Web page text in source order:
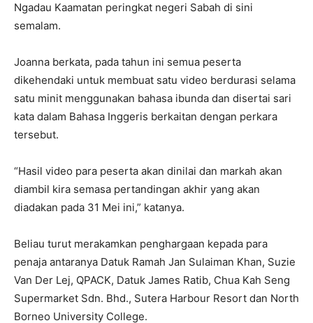
Ngadau Kaamatan peringkat negeri Sabah di sini
semalam.
Joanna berkata, pada tahun ini semua peserta
dikehendaki untuk membuat satu video berdurasi selama
satu minit menggunakan bahasa ibunda dan disertai sari
kata dalam Bahasa Inggeris berkaitan dengan perkara
tersebut.
“Hasil video para peserta akan dinilai dan markah akan
diambil kira semasa pertandingan akhir yang akan
diadakan pada 31 Mei ini,” katanya.
Beliau turut merakamkan penghargaan kepada para
penaja antaranya Datuk Ramah Jan Sulaiman Khan, Suzie
Van Der Lej, QPACK, Datuk James Ratib, Chua Kah Seng
Supermarket Sdn. Bhd., Sutera Harbour Resort dan North
Borneo University College.